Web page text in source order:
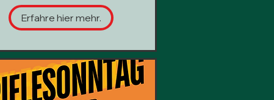
Erfahre hier mehr.